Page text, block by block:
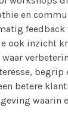
en
feedback
ook inzicht
begrip
betere
waarin